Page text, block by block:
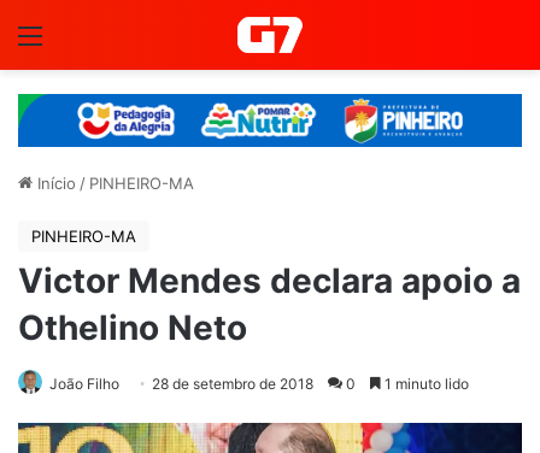
Início / PINHEIRO-MA
PINHEIRO-MA
Victor Mendes declara apoio a
Othelino Neto
João Filho 28 de setembro de 2018 0 1 minuto lido